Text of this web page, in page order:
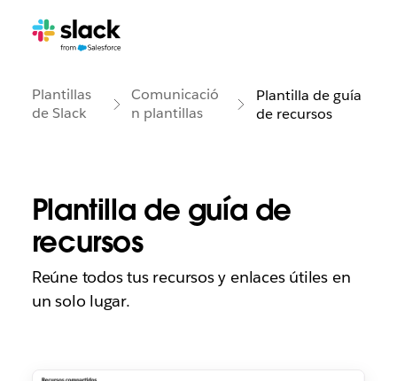
Plantillas
de Slack
Comunicació
n plantillas
Plantilla de guía
de recursos
Plantilla de guía de
recursos
Reúne todos tus recursos y enlaces útiles en
un solo lugar.